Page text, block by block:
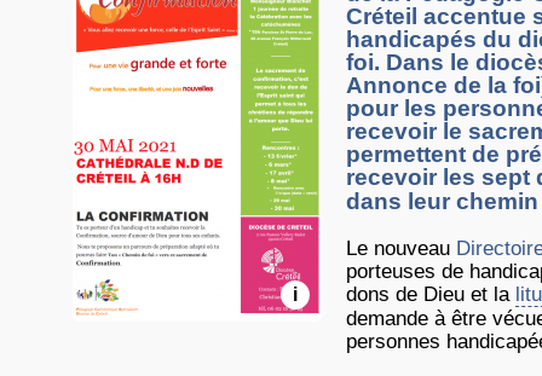
i
Créteil accentue
handicapés du
foi. Dans le
Annonce de la
pour les
recevoir le
permettent de
recevoir les sept
dans leur
Le nouveau
porteuses de
dons de Dieu et la
demande à être
personnes